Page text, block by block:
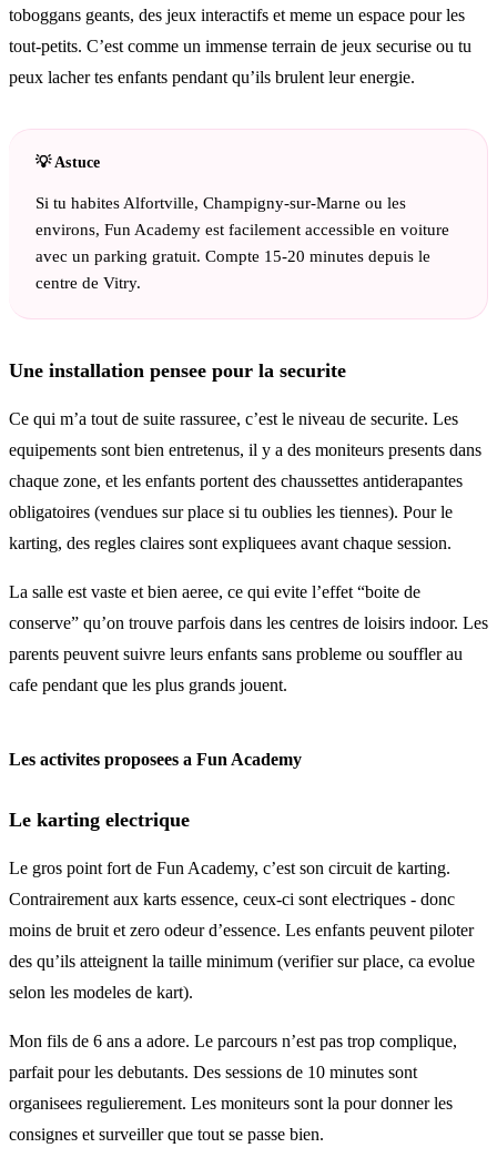
toboggans geants, des jeux interactifs et meme un espace pour les
tout-petits. C’est comme un immense terrain de jeux securise ou tu
peux lacher tes enfants pendant qu’ils brulent leur energie.
Si tu habites Alfortville, Champigny-sur-Marne ou les
environs, Fun Academy est facilement accessible en voiture
avec un parking gratuit. Compte 15-20 minutes depuis le
centre de Vitry.
Une installation pensee pour la securite
Ce qui m’a tout de suite rassuree, c’est le niveau de securite. Les
equipements sont bien entretenus, il y a des moniteurs presents dans
chaque zone, et les enfants portent des chaussettes antiderapantes
obligatoires (vendues sur place si tu oublies les tiennes). Pour le
karting, des regles claires sont expliquees avant chaque session.
La salle est vaste et bien aeree, ce qui evite l’effet “boite de
conserve” qu’on trouve parfois dans les centres de loisirs indoor. Les
parents peuvent suivre leurs enfants sans probleme ou souffler au
cafe pendant que les plus grands jouent.
Les activites proposees a Fun Academy
Le karting electrique
Le gros point fort de Fun Academy, c’est son circuit de karting.
Contrairement aux karts essence, ceux-ci sont electriques - donc
moins de bruit et zero odeur d’essence. Les enfants peuvent piloter
des qu’ils atteignent la taille minimum (verifier sur place, ca evolue
selon les modeles de kart).
Mon fils de 6 ans a adore. Le parcours n’est pas trop complique,
parfait pour les debutants. Des sessions de 10 minutes sont
organisees regulierement. Les moniteurs sont la pour donner les
consignes et surveiller que tout se passe bien.